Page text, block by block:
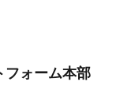
フォーム本部